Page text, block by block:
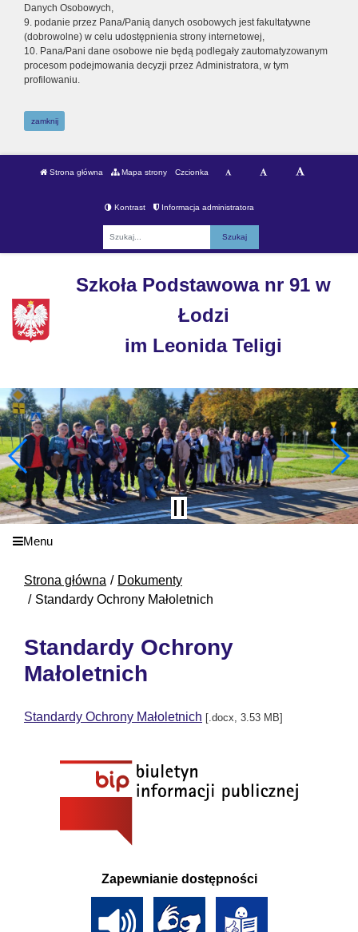
Danych Osobowych,
9. podanie przez Pana/Panią danych osobowych jest fakultatywne
(dobrowolne) w celu udostępnienia strony internetowej,
10. Pana/Pani dane osobowe nie będą podlegały zautomatyzowanym
procesom podejmowania decyzji przez Administratora, w tym
profilowaniu.
zamknij
Strona główna Mapa strony Czcionka
Kontrast Informacja administratora
Szkoła Podstawowa nr 91 w
Łodzi
im Leonida Teligi
Menu
Strona główna
Dokumenty
Standardy Ochrony Małoletnich
Standardy Ochrony
Małoletnich
Standardy Ochrony Małoletnich [.docx, 3.53 MB]
Zapewnianie dostępności